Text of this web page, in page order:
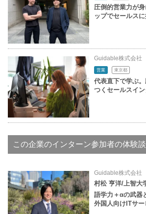
圧倒的営業力が
ップでセールス
Guidable株式会社
営業 東京都
代表直下で学ぶ
つくセールスイン
この企業のインターン参加者の体験談
Guidable株式会社
村松 亨洋/上智大
語学力＋α​​の武器
外国人向けITサー